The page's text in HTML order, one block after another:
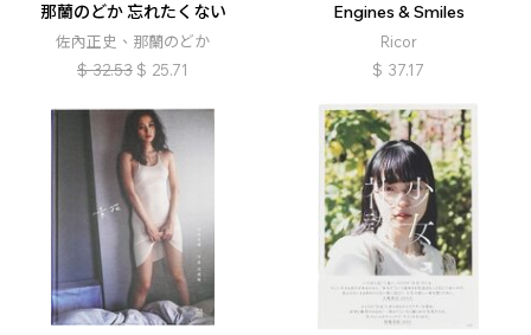
那蘭のどか 忘れたくない
佐內正史、那蘭のどか
$ 32.53 $ 25.71
Engines & Smiles
Ricor
$ 37.17